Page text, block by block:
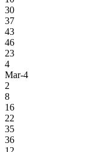
30
37
43
46
23
4
Mar-4
2
8
16
22
35
36